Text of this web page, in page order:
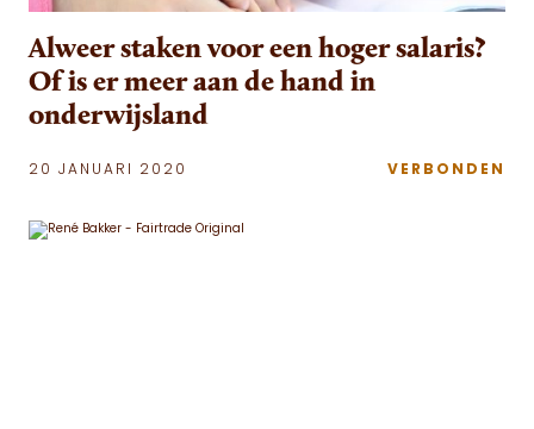
Alweer staken voor een hoger salaris?
Of is er meer aan de hand in
onderwijsland
20 JANUARI 2020 VERBONDEN